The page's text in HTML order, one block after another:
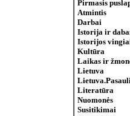
Pirmasis
Atmintis
Darbai
Istorija ir
Istorijos
Kultūra
Laikas ir
Lietuva
Literatūra
Nuomonės
Susitikimai